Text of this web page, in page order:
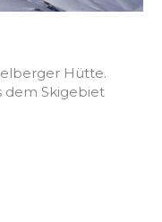
Hütte.
dem Skigebiet